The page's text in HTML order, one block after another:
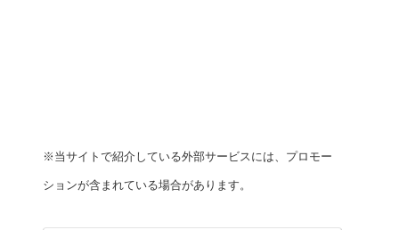
※当サイトで紹介している外部サービスには、プロモー
ションが含まれている場合があります。